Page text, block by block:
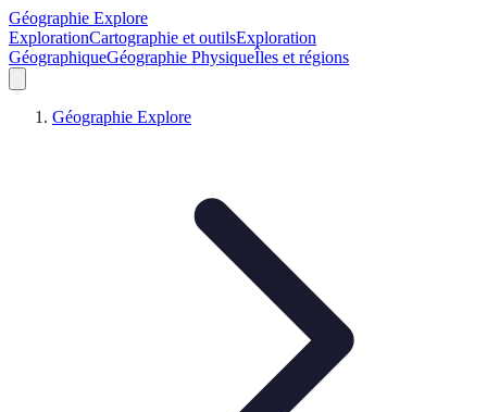
Géographie Explore
ExplorationCartographie et outilsExploration
GéographiqueGéographie PhysiqueÎles et régions
Géographie Explore